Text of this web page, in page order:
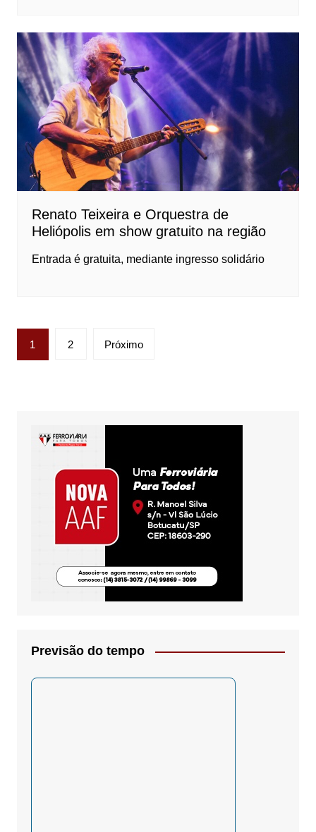
Renato Teixeira e Orquestra de
Heliópolis em show gratuito na região
Entrada é gratuita, mediante ingresso solidário
Paginação
de
1 2 Próximo
Previsão do tempo